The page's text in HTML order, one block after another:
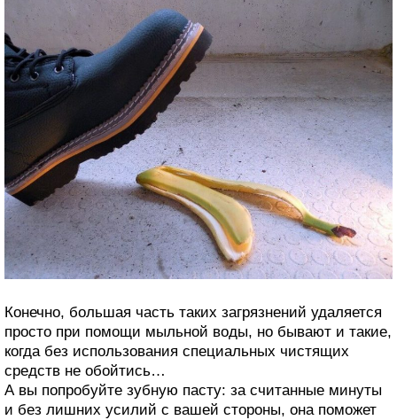
Конечно, большая часть таких загрязнений удаляется
просто при помощи мыльной воды, но бывают и такие,
когда без использования специальных чистящих
средств не обойтись…
А вы попробуйте зубную пасту: за считанные минуты
и без лишних усилий с вашей стороны, она поможет